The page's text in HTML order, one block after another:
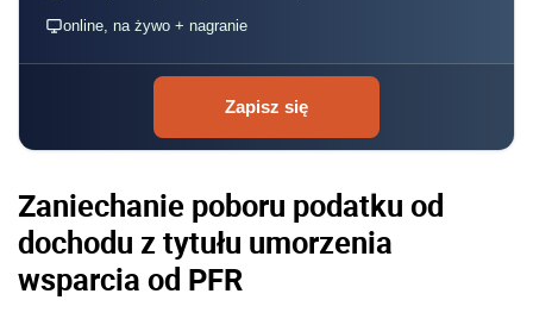
online, na żywo + nagranie
Zapisz się
Zaniechanie poboru podatku od
dochodu z tytułu umorzenia
wsparcia od PFR